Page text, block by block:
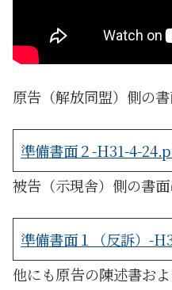
原告（解放同盟）側の書
準備書面２-H31-4-
被告（示現舎）側の書面
準備書面１（反訴）-
他にも原告の陳述書お